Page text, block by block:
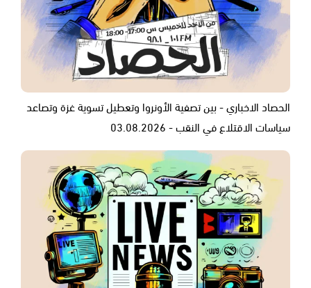
الحصاد الاخباري - بين تصفية الأونروا وتعطيل تسوية غزة وتصاعد
سياسات الاقتلاع في النقب - 03.08.2026